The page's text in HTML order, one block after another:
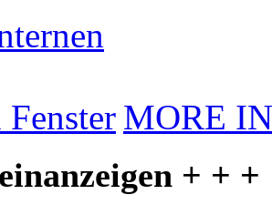
MORE
+ + +